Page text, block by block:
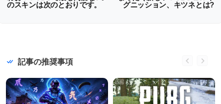
のスキンは次のとおりです。
グニッション、キツネとは?
記事の推奨事項